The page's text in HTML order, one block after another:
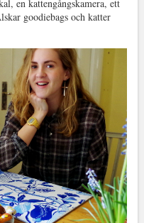
en kattengångskamera, ett
goodiebags och katter